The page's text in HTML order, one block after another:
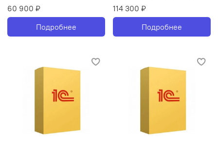
60 900 ₽
Подробнее
114 300 ₽
Подробнее